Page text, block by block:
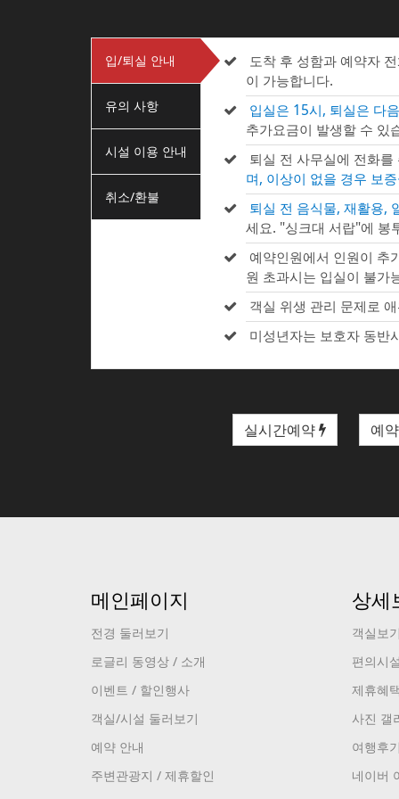
입/퇴실 안내
유의 사항
시설 이용 안내
취소/환불
도착 후 성함과 예약자
이 가능합니다.
입실은 15시, 퇴실은 다
추가요금이 발생할 수 있
퇴실 전 사무실에 전화를
며, 이상이 없을 경우 보
퇴실 전 음식물, 재활용,
세요. "싱크대 서랍"에 봉
예약인원에서 인원이 추
원 초과시는 입실이 불가
객실 위생 관리 문제로
미성년자는 보호자 동반
실시간예약 예
메인페이지
전경 둘러보기
로글리 동영상 / 소개
이벤트 / 할인행사
객실/시설 둘러보기
예약 안내
주변관광지 / 제휴할인
상세
객실보기
편의시설
제휴혜택
사진 갤
여행후기
네이버